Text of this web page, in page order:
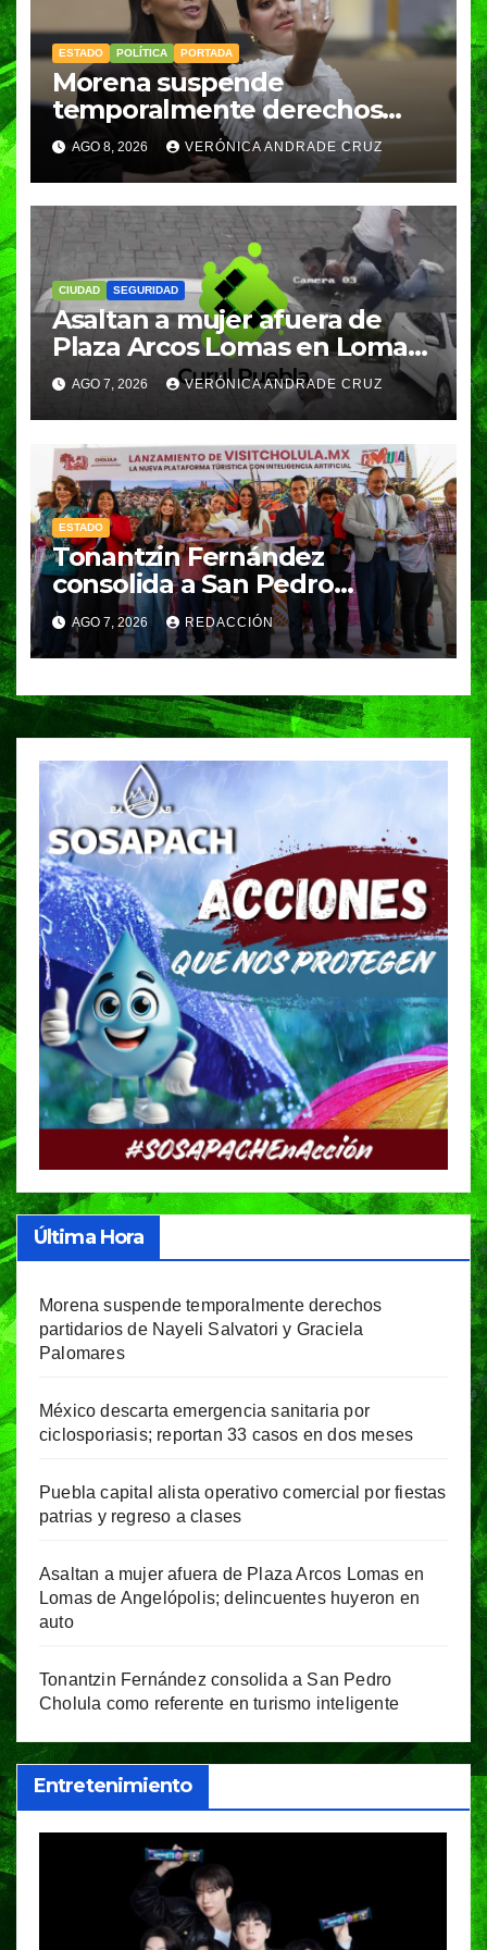
ESTADO POLÍTICA PORTADA
Morena suspende
temporalmente derechos
partidarios de Nayeli Salvatori
y Graciela Palomares
AGO 8, 2026 VERÓNICA ANDRADE CRUZ
CIUDAD SEGURIDAD
Asaltan a mujer afuera de
Plaza Arcos Lomas en Lomas
de Angelópolis; delincuentes
huyeron en auto
AGO 7, 2026 VERÓNICA ANDRADE CRUZ
ESTADO
Tonantzin Fernández
consolida a San Pedro
Cholula como referente en
turismo inteligente
AGO 7, 2026 REDACCIÓN
Última Hora
Morena suspende temporalmente derechos
partidarios de Nayeli Salvatori y Graciela
Palomares
México descarta emergencia sanitaria por
ciclosporiasis; reportan 33 casos en dos meses
Puebla capital alista operativo comercial por fiestas
patrias y regreso a clases
Asaltan a mujer afuera de Plaza Arcos Lomas en
Lomas de Angelópolis; delincuentes huyeron en
auto
Tonantzin Fernández consolida a San Pedro
Cholula como referente en turismo inteligente
Entretenimiento